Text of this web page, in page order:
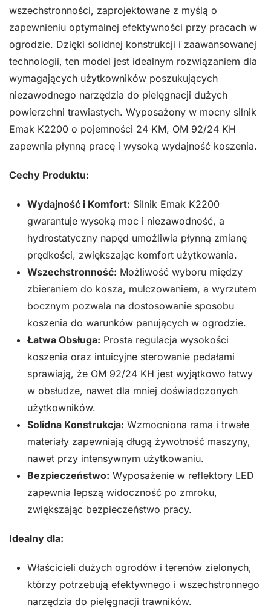
wszechstronności, zaprojektowane z myślą o
zapewnieniu optymalnej efektywności przy pracach w
ogrodzie. Dzięki solidnej konstrukcji i zaawansowanej
technologii, ten model jest idealnym rozwiązaniem dla
wymagających użytkowników poszukujących
niezawodnego narzędzia do pielęgnacji dużych
powierzchni trawiastych. Wyposażony w mocny silnik
Emak K2200 o pojemności 24 KM, OM 92/24 KH
zapewnia płynną pracę i wysoką wydajność koszenia.
Cechy Produktu:
Wydajność i Komfort: Silnik Emak K2200
gwarantuje wysoką moc i niezawodność, a
hydrostatyczny napęd umożliwia płynną zmianę
prędkości, zwiększając komfort użytkowania.
Wszechstronność: Możliwość wyboru między
zbieraniem do kosza, mulczowaniem, a wyrzutem
bocznym pozwala na dostosowanie sposobu
koszenia do warunków panujących w ogrodzie.
Łatwa Obsługa: Prosta regulacja wysokości
koszenia oraz intuicyjne sterowanie pedałami
sprawiają, że OM 92/24 KH jest wyjątkowo łatwy
w obsłudze, nawet dla mniej doświadczonych
użytkowników.
Solidna Konstrukcja: Wzmocniona rama i trwałe
materiały zapewniają długą żywotność maszyny,
nawet przy intensywnym użytkowaniu.
Bezpieczeństwo: Wyposażenie w reflektory LED
zapewnia lepszą widoczność po zmroku,
zwiększając bezpieczeństwo pracy.
Idealny dla:
Właścicieli dużych ogrodów i terenów zielonych,
którzy potrzebują efektywnego i wszechstronnego
narzędzia do pielęgnacji trawników.